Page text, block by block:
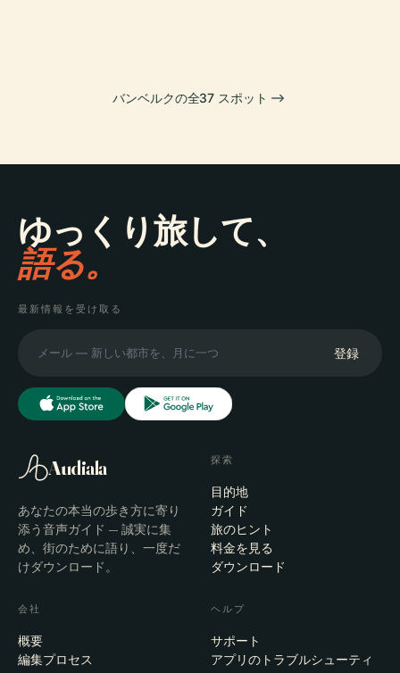
バンベルクの全37 スポット
ゆっくり旅して、
語る。
最新情報を受け取る
登録
Audiala
あなたの本当の歩き方に寄り
添う音声ガイド — 誠実に集
め、街のために語り、一度だ
けダウンロード。
探索
目的地
ガイド
旅のヒント
料金を見る
ダウンロード
会社
概要
編集プロセス
ヘルプ
サポート
アプリのトラブルシューティ